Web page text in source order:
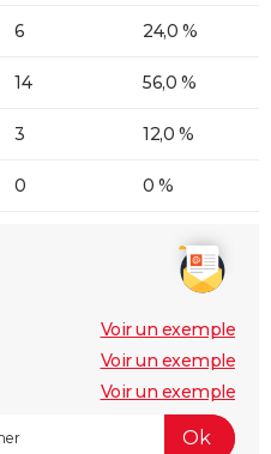
6 24,0 %
14 56,0 %
3 12,0 %
0 0 %
Voir un exemple
Voir un exemple
Voir un exemple